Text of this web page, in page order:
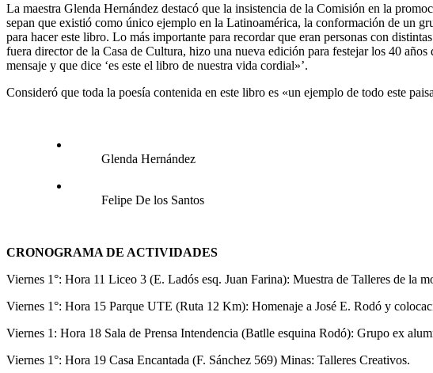
La maestra Glenda Hernández destacó que la insistencia de la Comisión en la
sepan que existió como único ejemplo en la Latinoamérica, la conformación de un
para hacer este libro. Lo más importante para recordar que eran personas con
fuera director de la Casa de Cultura, hizo una nueva edición para festejar los 40
mensaje y que dice ‘es este el libro de nuestra vida cordial»’.
Consideró que toda la poesía contenida en este libro es «un ejemplo de todo este
Glenda Hernández
Felipe De los Santos
CRONOGRAMA DE ACTIVIDADES
Viernes 1°: Hora 11 Liceo 3 (E. Ladós esq. Juan Farina): Muestra de Talleres de la
Viernes 1°: Hora 15 Parque UTE (Ruta 12 Km): Homenaje a José E. Rodó y
Viernes 1: Hora 18 Sala de Prensa Intendencia (Batlle esquina Rodó): Grupo ex
Viernes 1°: Hora 19 Casa Encantada (F. Sánchez 569) Minas: Talleres Creativos.